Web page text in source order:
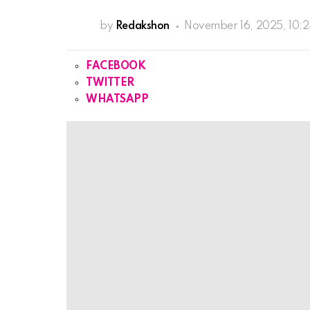
by Redakshon November 16, 2025,
FACEBOOK
TWITTER
WHATSAPP